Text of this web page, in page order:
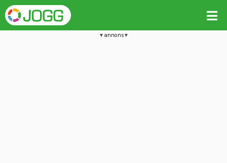
annons